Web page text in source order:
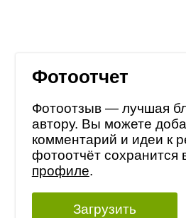
Фотоотчет
Фотоотзыв — лучшая
автору. Вы можете
комментарий и идеи к
фотоотчёт сохранится
профиле.
Загрузить